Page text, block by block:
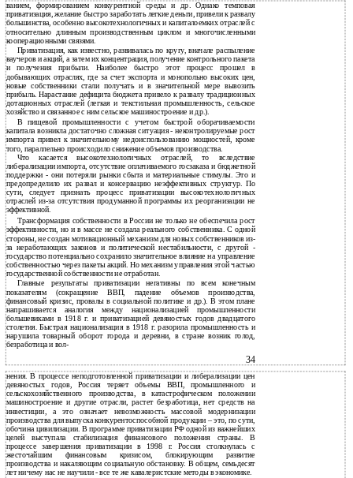
ванием, формированием конкурентной среды и др. Однако темповая
приватизация, желание быстро заработать легкие деньги, привели к развалу
большинства, особенно высокотехнологичных и капиталоемких отраслей с
относительно длинным производственным циклом и многочисленными
кооперационными связями.
Приватизация, как известно, развивалась по кругу, вначале распыление
ваучеров и акций, а затем их концентрация, получение контрольного пакета
и получения прибыли. Наиболее быстро этот процесс прошел в
добывающих отраслях, где за счет экспорта и монопольно высоких цен,
новые собственники стали получать и в значительной мере вывозить
прибыль. Нарастание дефицита бюджета привело к развалу традиционных
дотационных отраслей (легкая и текстильная промышленность, сельское
хозяйство и связанное с ним сельское машиностроение и др.).
В пищевой промышленности с учетом быстрой оборачиваемости
капитала возникла достаточно сложная ситуация - неконтролируемые рост
импорта привел к значительному недоиспользованию мощностей, кроме
того, параллельно происходило снижение объемов производства.
Что касается высокотехнологичных отраслей, то вследствие
либерализации импорта, отсутствие оплачиваемого госзаказа и бюджетной
поддержки - они потеряли рынки сбыта и материальные стимулы. Это и
предопределило их развал и консервацию неэффективных структур. По
сути, следует признать процесс приватизации высокотехнологичных
отраслей из-за отсутствия продуманной программы их реорганизации не
эффективной.
Трансформация собственности в России не только не обеспечила рост
эффективности, но и в массе не создала реального собственника. С одной
стороны, не создан мотивационный механизм для новых собственников из-
за неработающих законов и политической нестабильности, с другой -
государство потенциально сохранило значительное влияние на управление
собственностью через пакеты акций. Но механизм управления этой частью
государственной собственности не отработан.
Главные результаты приватизации негативны по всем конечным
показателям (сокращение ВВП, падение объемов производства,
финансовый кризис, провалы в социальной политике и др.). В этом плане
напрашивается аналогия между национализацией промышленности
большевиками в 1918 г. и приватизацией девяностых годов двадцатого
столетия. Быстрая национализация в 1918 г. разорила промышленность и
нарушила товарный оборот города и деревни, в стране возник голод,
безработица и вол-
34
нения. В процессе неподготовленной приватизации и либерализации цен
девяностых годов, Россия теряет объемы ВВП, промышленного и
сельскохозяйственного производства, в катастрофическом положении
машиностроение и другие отрасли, растет безработица, нет средств на
инвестиции, а это означает невозможность массовой модернизации
производства для выпуска конкурентоспособной продукции – это, по сути,
обочина цивилизации. В программе приватизации РФ одной из важнейших
целей выступала стабилизация финансового положения страны. В
процессе завершения приватизации в 1998 г. Россия столкнулась с
жесточайшим финансовым кризисом, блокирующим развитие
производства и накаляющим социальную обстановку. В общем, семьдесят
лет ничему нас не научили - все те же кавалеристские методы в экономике.